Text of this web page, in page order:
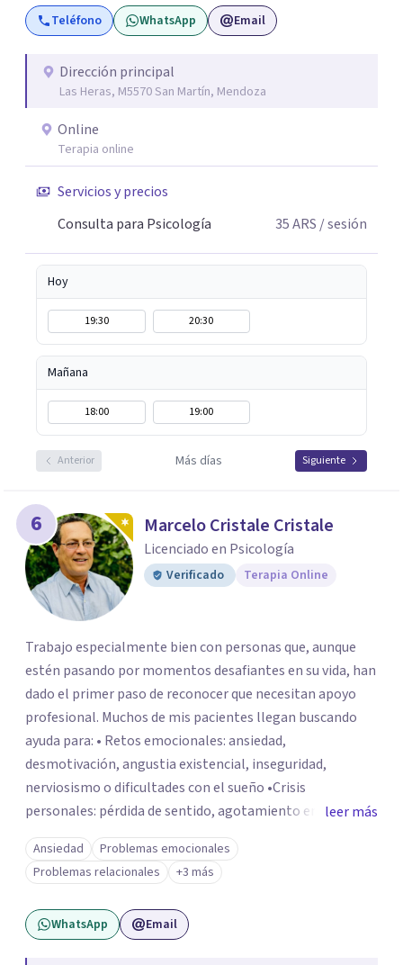
Teléfono WhatsApp Email
Dirección principal
Las Heras, M5570 San Martín, Mendoza
Online
Terapia online
Servicios y precios
Consulta para Psicología
35ARS / sesión
Hoy
19:30 20:30
Mañana
18:00 19:00
Anterior Más días Siguiente
6 Marcelo Cristale Cristale
Licenciado en Psicología
Verificado Terapia Online
Trabajo especialmente bien con personas que, aunque
estén pasando por momentos desafiantes en su vida, han
dado el primer paso de reconocer que necesitan apoyo
profesional. Muchos de mis pacientes llegan buscando
ayuda para: • Retos emocionales: ansiedad,
desmotivación, angustia existencial, inseguridad,
nerviosismo o dificultades con el sueño •Crisis
personales: pérdida de sentido, agotamiento emocional
o dificultad para manejar transiciones vitales •Conflictos
relacionales: problemas de pareja, tensiones familiares,
desafíos laborales o dificultades en dinámicas sociales.
leer más
Ansiedad
Problemas emocionales
Problemas relacionales
+3 más
WhatsApp Email